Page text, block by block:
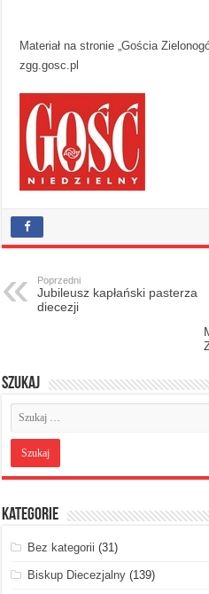
Materiał na stronie „Gościa
zgg.gosc.pl
Poprzedni
Jubileusz kapłański pasterza
diecezji
Szukaj
Kategorie
Bez kategorii (31)
Biskup Diecezjalny (139)